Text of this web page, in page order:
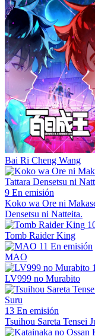
Bai Ri Cheng Wang
9 En emisión
Koko wa Ore ni
Densetsu ni Natteita.
Tomb Raider King
11 En emisión
MAO
LV999 no Murabito
13 En emisión
Tsuihou Sareta Tensei